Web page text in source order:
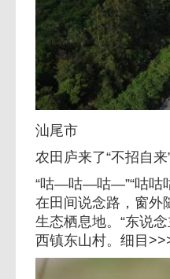
汕尾市
农田庐来了“不招自
“咕—咕—咕—”“咕咕
在田间说念路，窗外
生态栖息地。“东说
西镇东山村。细目